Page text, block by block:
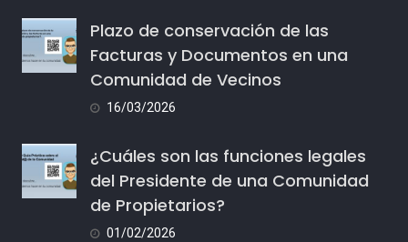
Plazo de conservación de las
Facturas y Documentos en una
Comunidad de Vecinos
16/03/2026
¿Cuáles son las funciones legales
del Presidente de una Comunidad
de Propietarios?
01/02/2026